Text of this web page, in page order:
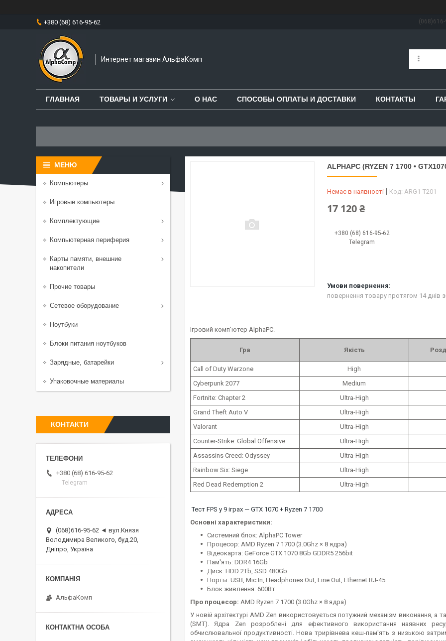
+380 (68) 616-95-62
Интернет магазин АльфаКомп
ГЛАВНАЯ ТОВАРЫ И УСЛУГИ О НАС СПОСОБЫ ОПЛАТЫ И ДОСТАВКИ КОНТАКТЫ
ALPHAPC (RYZEN 7 1700 •
Немає в наявності Код: ARG1-T201
17 120 ₴
+380 (68) 616-95-62
Telegram
повернення товару протягом 14 днів
Ігровий комп'ютер AlphaPC.
Гра Якість
Call of Duty Warzone
High
Cyberpunk 2077
Medium
Fortnite: Chapter 2
Ultra-High
Grand Theft Auto V
Ultra-High
Valorant
Ultra-High
Counter-Strike: Global Offensive
Ultra-High
Assassins Creed: Odyssey
Ultra-High
Rainbow Six: Siege
Ultra-High
Red Dead Redemption 2
Ultra-High
Тест FPS у 9 іграх — GTX 1070 + Ryzen 7 1700
Основні характеристики:
Системний блок: AlphaPC Tower
Процесор: AMD Ryzen 7 1700 (3.0Ghz × 8 ядра)
Відеокарта: GeForce GTX 1070 8Gb GDDR5 256bit
Пам'ять: DDR4 16Gb
Диск: HDD 2Tb, SSD 480Gb
Порты: USB, Mic In, Headphones Out, Line Out, Ethernet RJ-45
Блок живлення: 600Вт
Про процесор: AMD Ryzen 7 1700 (3.0Ghz × 8 ядра)
У новій архітектурі AMD Zen використовується потужний механізм виконання, а
(SMT). Ядра Zen розроблені для ефективного використання наявних
обчислювальної продуктивності. Нова трирівнева кеш-пам'ять з низькою
Компьютеры
Игровые компьютеры
Комплектующие
Компьютерная периферия
Карты памяти, внешние
накопители
Прочие товары
Сетевое оборудование
Ноутбуки
Блоки питания ноутбуков
Зарядные, батарейки
Упаковочные материалы
КОНТАКТИ
+380 (68) 616-95-62
Telegram
(068)616-95-62 ◄ вул.Князя
Володимира Великого, буд.20,
Дніпро, Україна
АльфаКомп